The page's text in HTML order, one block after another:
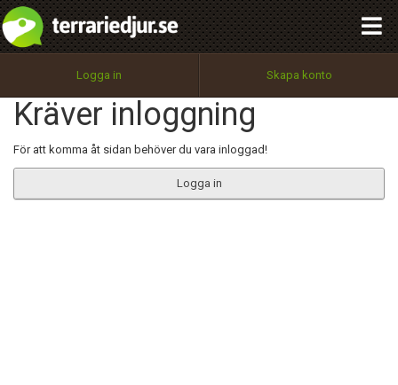
Logga in Skapa konto
Kräver inloggning
För att komma åt sidan behöver du vara inloggad!
Logga in
Utför
100%
OK
integritetspolicy
Namn:
Epost:
Begär nytt lösenord
Tillbaka till förstasidan